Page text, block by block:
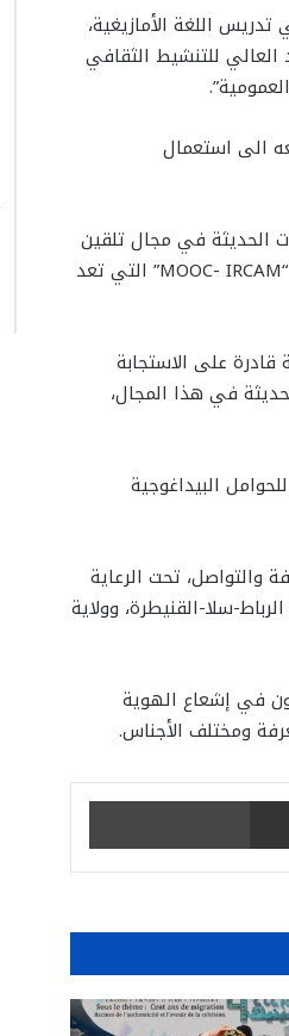
اللغة الأمازيغية،
العالي للتنشيط الثقافي
الى استعمال
الحديثة في مجال تلقين
الأمازيغية، ولاسيما في مجال التعليم عن بعد، مستعرضة مراحل الولوج الى المنصة الرقمية “MOOC- IRCAM” التي تعد
على الاستجابة
في هذا المجال،
البيداغوجية
والتواصل، تحت الرعاية
الجاري، بشراكة مع جهة الرباط-سلا-القنيطرة، وولاية
في إشعاع الهوية
مشاركة عبر البريد